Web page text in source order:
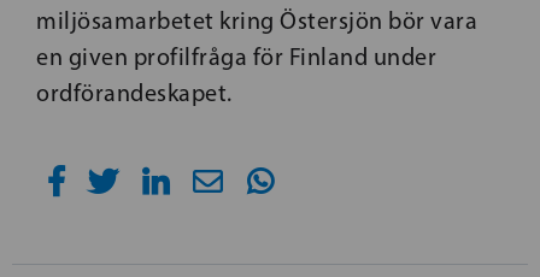
miljösamarbetet kring Östersjön bör vara
en given profilfråga för Finland under
ordförandeskapet.